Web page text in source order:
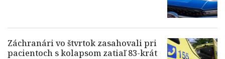
Záchranári vo štvrtok zasahovali pri
pacientoch s kolapsom zatiaľ 83-krát